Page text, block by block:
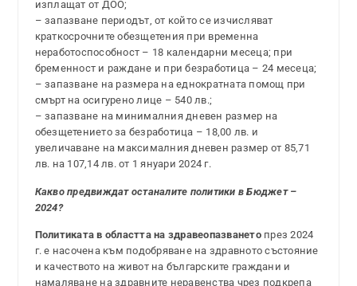
изплащат от ДОО;
– запазване периодът, от който се изчисляват
краткосрочните обезщетения при временна
неработоспособност – 18 календарни месеца; при
бременност и раждане и при безработица – 24 месеца;
– запазване на размера на еднократната помощ при
смърт на осигурено лице – 540 лв.;
– запазване на минималния дневен размер на
обезщетението за безработица – 18,00 лв. и
увеличаване на максималния дневен размер от 85,71
лв. на 107,14 лв. от 1 януари 2024 г.
Какво предвиждат останалите политики в Бюджет –
2024?
Политиката в областта на здравеопазванетопрез 2024
г. е насочена към подобряване на здравното състояние
и качеството на живот на българските граждани и
намаляване на здравните неравенства чрез подкрепа